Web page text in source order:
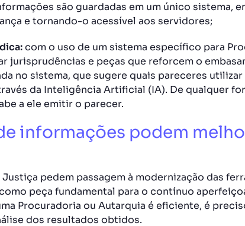
são guardadas em um único sistema,
e tornando-o acessível aos servidores;
com o uso de um sistema específico para
jurisprudências e peças que reforcem o
no sistema, que sugere quais pareceres
da Inteligência Artificial (IA). De qualquer
a ele emitir o parecer.
informações podem
pedem passagem à modernização das
peça fundamental para o contínuo
Procuradoria ou Autarquia é eficiente, é
dos resultados obtidos.